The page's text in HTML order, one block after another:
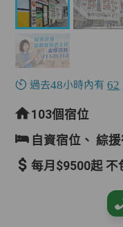
過去48小時內有62
103個宿位
自資宿位、綜
每月$9500起 不